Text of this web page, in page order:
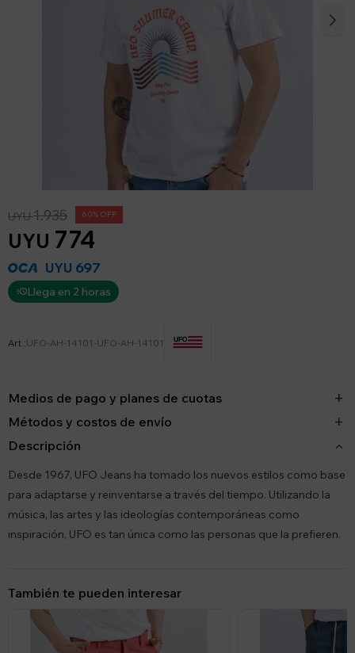
UYU 774
UYU1.935 60
UYU 697
Llega en 2 horas
UFO-AH-14101-UFO-AH-14101
Medios de pago y planes de cuotas
Métodos y costos de envío
Descripción
Desde 1967, UFO Jeans ha tomado los nuevos estilos como base
para adaptarse y reinventarse a través del tiempo. Utilizando la
música, las artes y las ideologías contemporáneas como
inspiración, UFO es tan única como las personas que la prefieren.
También te pueden interesar